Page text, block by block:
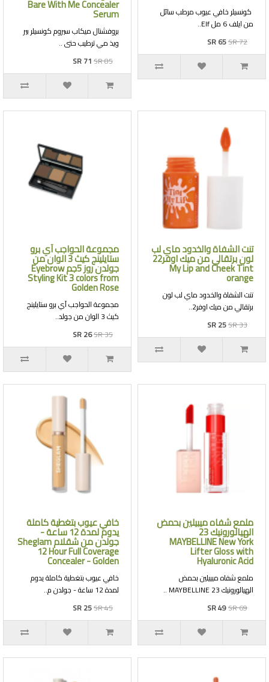
كونسيلر خافي عيوب مرطب سائل
من ايلف 6 مل Elf..
SR 65SR 72
Bare With Me Concealer
Serum
بروفشنال ميكاب سيروم كونسيلر بير
ويذ مي ترطيب حتى ..
SR 71SR 85
تنت الشفاة والخدود ماي لب
لون برتقالي من ميك اوفر22
My Lip and Cheek Tint
orange
تنت الشفاة والخدود ماي لب لون
برتقالي من ميك اوفر2..
SR 25SR 33
مجموعة الحواجب آي برو
ستايلينج كيث 3 الوان من
جولدن روز 5جم Eyebrow
Styling Kit 3 colors from
Golden Rose
مجموعة الحواجب آي برو ستايلينج
كيث 3 الوان من جولد..
SR 26SR 35
ملمع شفاه ميبيلين بحمض
الهيالورونيك 23
MAYBELLINE New York
Lifter Gloss with
Hyaluronic Acid
ملمع شفاه ميبيلين بحمض
الهيالورونيك 23 MAYBELLINE ..
SR 49SR 69
خافي عيوب بتغطية كاملة
يدوم لمدة 12 ساعة -
جولدن من شقلام Sheglam
12 Hour Full Coverage
Concealer - Golden
خافي عيوب بتغطية كاملة يدوم
لمدة 12 ساعة - جولدن م..
SR 25SR 45